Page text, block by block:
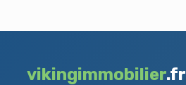
vikingimmobilier.fr